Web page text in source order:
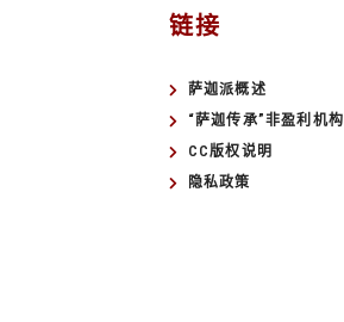
链接
萨迦派概述
“萨迦传承”非盈利机构
CC版权说明
隐私政策